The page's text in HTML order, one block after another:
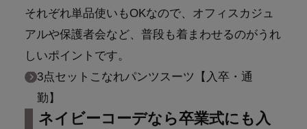
それぞれ単品使いもOKなので、オフィスカジュ
アルや保護者会など、普段も着まわせるのがうれ
しいポイントです。
3点セットこなれパンツスーツ【入卒・通
勤】
ネイビーコーデなら卒業式にも入